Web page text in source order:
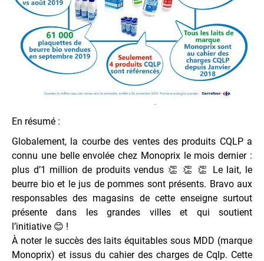
En résumé :
Globalement, la courbe des ventes des produits CQLP a
connu une belle envolée chez Monoprix le mois dernier :
plus d’1 million de produits vendus 👏 👏 👏
Le lait, le
beurre bio et le jus de pommes sont présents. Bravo aux
responsables des magasins de cette enseigne surtout
présente dans les grandes villes et qui soutient
l’initiative 😊 !
À noter le succès des laits équitables sous MDD (marque
Monoprix) et issus du cahier des charges de Cqlp. Cette